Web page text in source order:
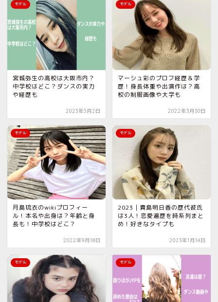
モデル
宮城弥生の高校は大阪市内？
中学校はどこ？ダンスの実力
や経歴も
2023年5月2日
モデル
マーシュ彩のプロフ経歴＆学
歴！身長体重や出演作は？高
校の制服画像や大学も
2022年3月30日
モデル
月島琉衣のwikiプロフィー
ル！本名や出身は？年齢と身
長も！中学校はどこ？
2022年9月18日
モデル
2023｜貴島明日香の歴代彼氏
は3人！恋愛遍歴を時系列まと
め！好きなタイプも
2023年1月14日
モデル モデル